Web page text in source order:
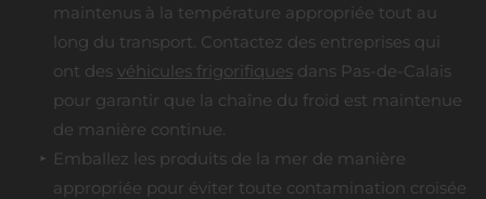
maintenus à la température appropriée tout au
long du transport. Contactez des entreprises qui
ont des véhicules frigorifiquesdans Pas-de-Calais
pour garantir que la chaîne du froid est maintenue
de manière continue.
Emballez les produits de la mer de manière
appropriée pour éviter toute contamination croisée